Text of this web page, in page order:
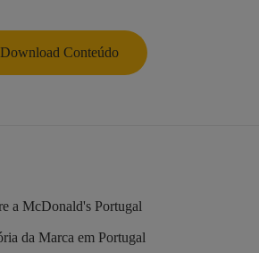
Download Conteúdo
a McDonald's Portugal
da Marca em Portugal